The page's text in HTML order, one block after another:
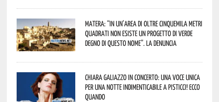
Matera: “In un’area di oltre cinquemila metri
quadrati non esiste un progetto di verde
degno di questo nome”. La denuncia
Chiara Galiazzo in concerto: una voce unica
per una notte indimenticabile a Pisticci! Ecco
quando